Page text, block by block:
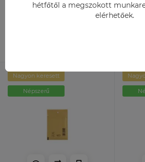
Légpárnás fóliák
Nagyon keresett
Népszerű
hétfőtől a megszokott
elérhetőek.